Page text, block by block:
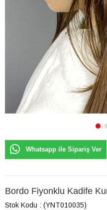
Whatsapp ile Sipariş Ver
Bordo Fiyonklu Kadife
Stok Kodu (YNT010035)